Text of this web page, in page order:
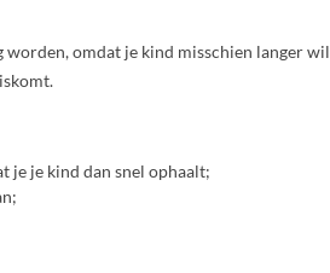
omdat je kind misschien langer wil
je je kind dan snel ophaalt;